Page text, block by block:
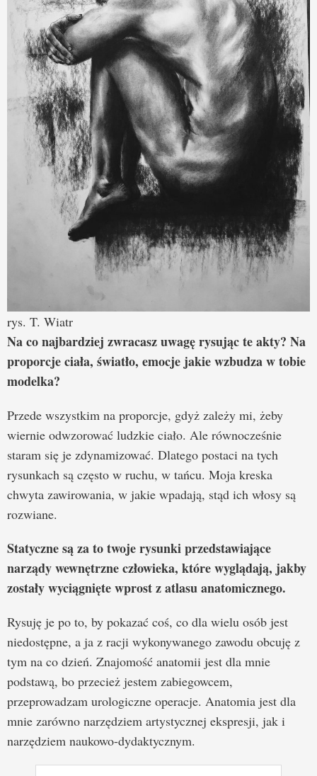
rys. T. Wiatr
Na co najbardziej zwracasz uwagę rysując te akty? Na
proporcje ciała, światło, emocje jakie wzbudza w tobie
modelka?
Przede wszystkim na proporcje, gdyż zależy mi, żeby
wiernie odwzorować ludzkie ciało. Ale równocześnie
staram się je zdynamizować. Dlatego postaci na tych
rysunkach są często w ruchu, w tańcu. Moja kreska
chwyta zawirowania, w jakie wpadają, stąd ich włosy są
rozwiane.
Statyczne są za to twoje rysunki przedstawiające
narządy wewnętrzne człowieka, które wyglądają, jakby
zostały wyciągnięte wprost z atlasu anatomicznego.
Rysuję je po to, by pokazać coś, co dla wielu osób jest
niedostępne, a ja z racji wykonywanego zawodu obcuję z
tym na co dzień. Znajomość anatomii jest dla mnie
podstawą, bo przecież jestem zabiegowcem,
przeprowadzam urologiczne operacje. Anatomia jest dla
mnie zarówno narzędziem artystycznej ekspresji, jak i
narzędziem naukowo-dydaktycznym.